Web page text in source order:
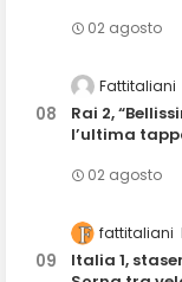
02 agosto
Fattitaliani
Rai 2,
l’ultima
02 agosto
fattitaliani
Italia 1,